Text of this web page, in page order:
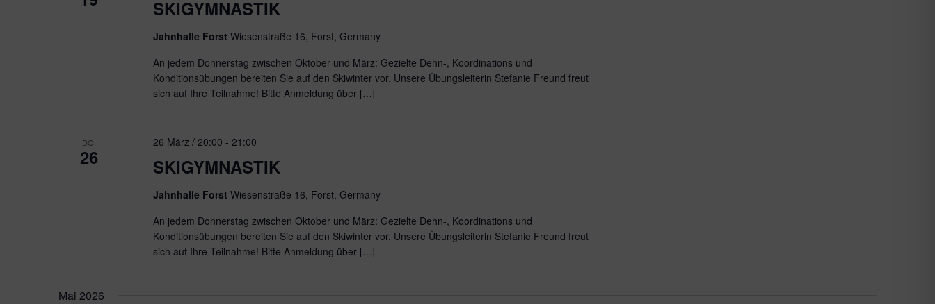
SKIGYMNASTIK
Jahnhalle Forst Wiesenstraße 16, Forst, Germany
An jedem Donnerstag zwischen Oktober und März: Gezielte Dehn-, Koordinations und
Konditionsübungen bereiten Sie auf den Skiwinter vor. Unsere Übungsleiterin Stefanie Freund freut
sich auf Ihre Teilnahme! Bitte Anmeldung über […]
DO.
26 SKIGYMNASTIK
26 März / 20:00 - 21:00
Jahnhalle Forst Wiesenstraße 16, Forst, Germany
An jedem Donnerstag zwischen Oktober und März: Gezielte Dehn-, Koordinations und
Konditionsübungen bereiten Sie auf den Skiwinter vor. Unsere Übungsleiterin Stefanie Freund freut
sich auf Ihre Teilnahme! Bitte Anmeldung über […]
Mai 2026